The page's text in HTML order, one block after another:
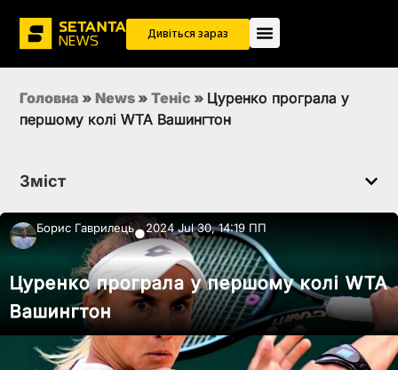
Дивіться зараз
Головна » News » Теніс » Цуренко програла у
першому колі WTA Вашингтон
Зміст
Борис Гаврилець●2024 Jul 30, 14:19 ПП
Цуренко програла у першому колі WTA
Вашингтон